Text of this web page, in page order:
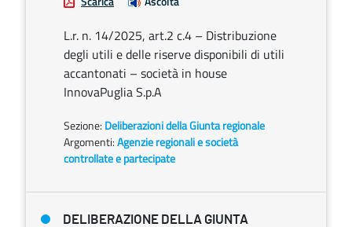
L.r. n. 14/2025, art.2 c.4 – Distribuzione
degli utili e delle riserve disponibili di utili
accantonati – società in house
InnovaPuglia S.p.A
Sezione: Deliberazioni della Giunta regionale
Argomenti:Agenzie regionali e società
controllate e partecipate
DELIBERAZIONE DELLA GIUNTA